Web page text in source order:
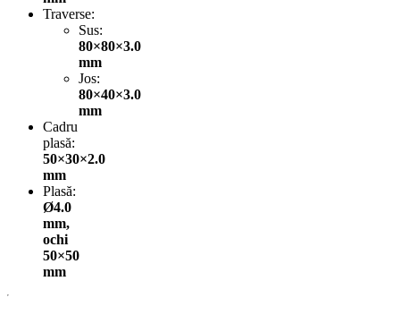
Traverse:
Sus:
80×80×3.0
mm
Jos:
80×40×3.0
mm
Cadru
plasă:
50×30×2.0
mm
Plasă:
Ø4.0
mm,
ochi
50×50
mm